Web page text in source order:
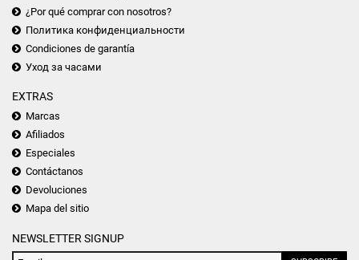
¿Por qué comprar con nosotros?
Политика конфиденциальности
Condiciones de garantía
Уход за часами
EXTRAS
Marcas
Afiliados
Especiales
Contáctanos
Devoluciones
Mapa del sitio
NEWSLETTER SIGNUP